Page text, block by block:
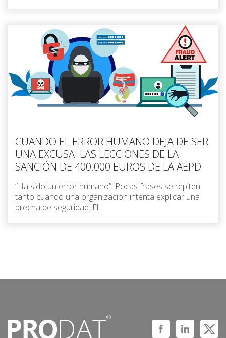
CUANDO EL ERROR HUMANO DEJA DE SER
UNA EXCUSA: LAS LECCIONES DE LA
SANCIÓN DE 400.000 EUROS DE LA AEPD
“Ha sido un error humano”. Pocas frases se repiten
tanto cuando una organización intenta explicar una
brecha de seguridad. El…